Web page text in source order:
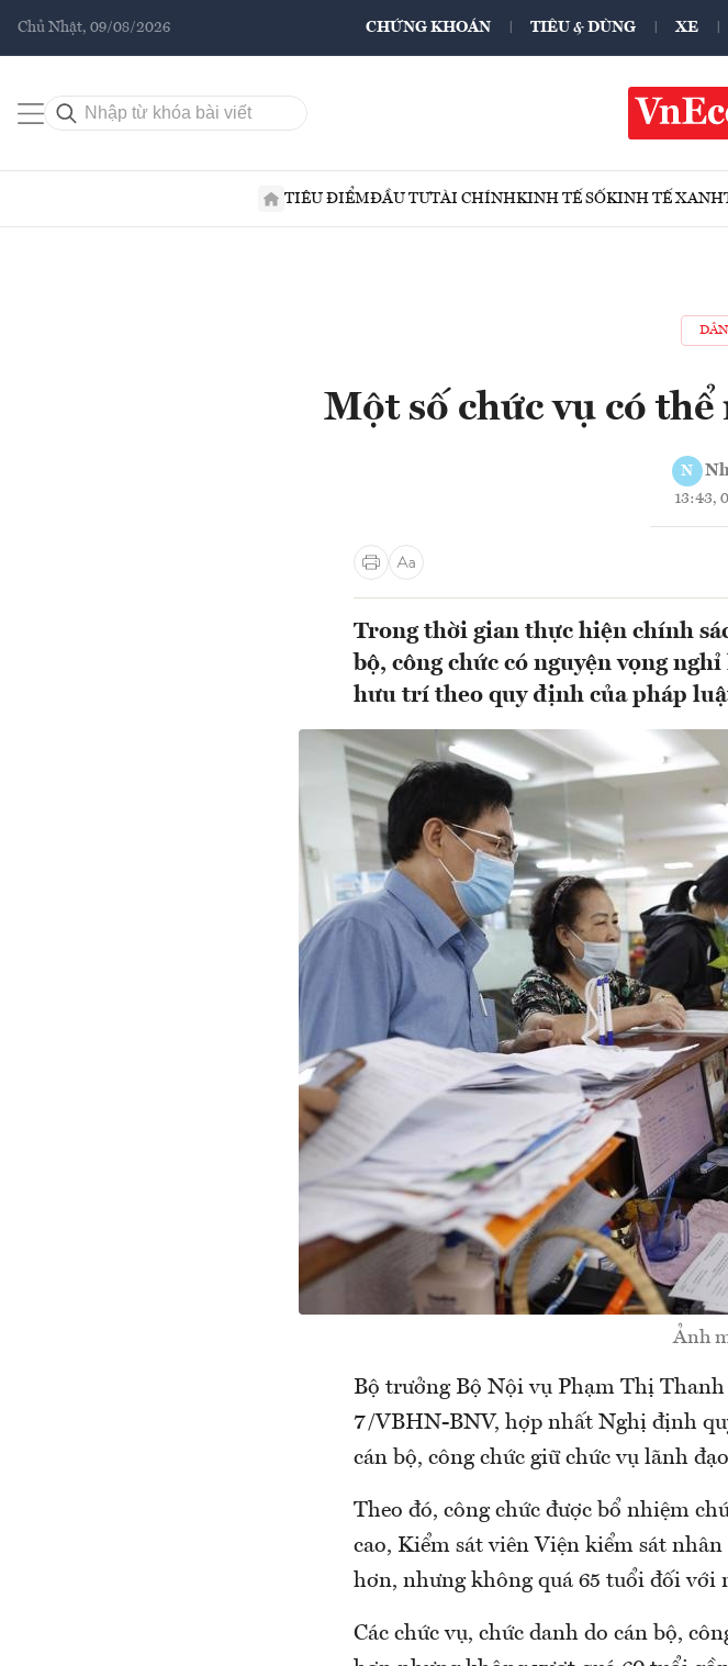
Chủ Nhật, 09/08/2026 CHỨNG KHOÁN TIÊU & DÙNG XE
TIÊU ĐIỂMĐẦU TƯTÀI CHÍNHKINH TẾ SỐKINH TẾ XANH
Một số chức vụ có
N
13:43,
Trong thời gian thực hiện chính
bộ, công chức có nguyện vọng
hưu trí theo quy định của pháp
Ảnh
Bộ trưởng Bộ Nội vụ Phạm Thị
7/VBHN-BNV, hợp nhất Nghị định
cán bộ, công chức giữ chức vụ lãnh
Theo đó, công chức được bổ nhiệm
cao, Kiểm sát viên Viện kiểm sát
hơn, nhưng không quá 65 tuổi đối với
Các chức vụ, chức danh do cán bộ,